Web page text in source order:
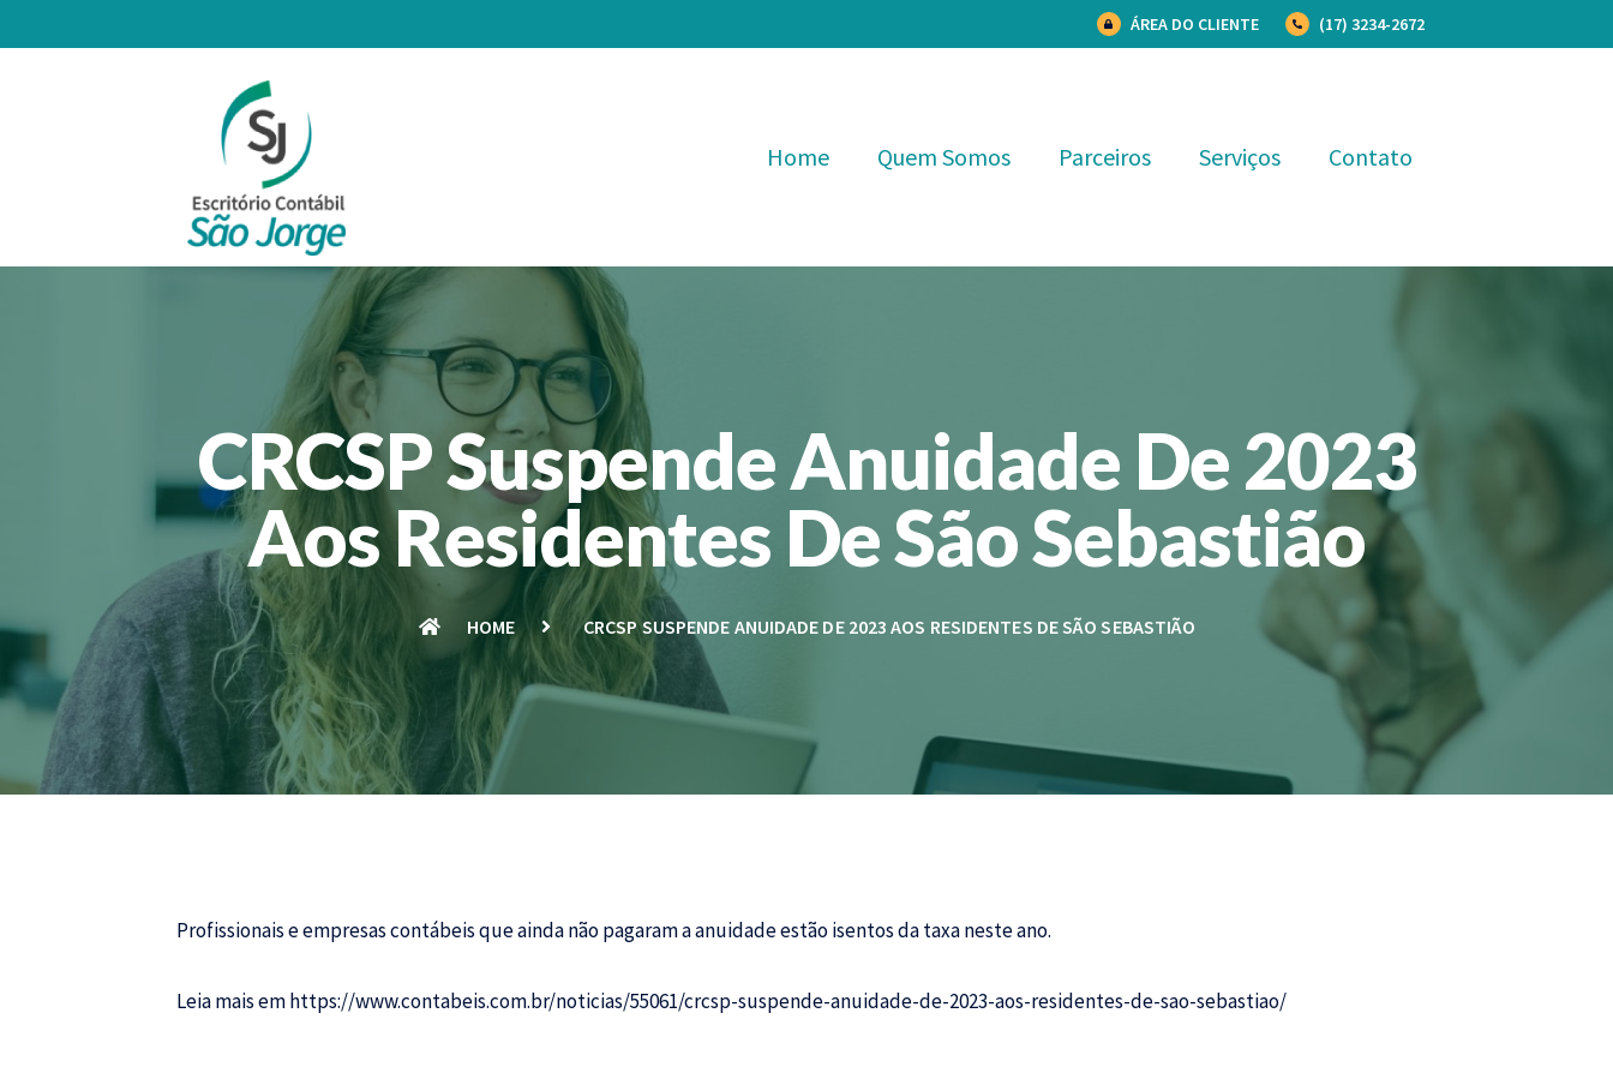
ÁREA DO CLIENTE (17) 3234-2672
Home Quem Somos Parceiros Serviços Contato
CRCSP Suspende Anuidade De 2023
Aos Residentes De São Sebastião
HOME CRCSP SUSPENDE ANUIDADE DE 2023 AOS RESIDENTES DE SÃO SEBASTIÃO
Profissionais e empresas contábeis que ainda não pagaram a anuidade estão isentos da taxa neste ano.
Leia mais emhttps://www.contabeis.com.br/noticias/55061/crcsp-suspende-anuidade-de-2023-aos-residentes-de-sao-sebastiao/